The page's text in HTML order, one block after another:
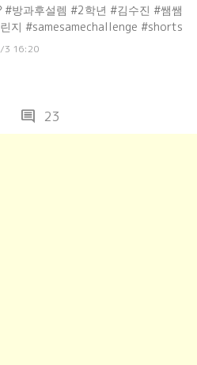
#방과후설렘 #2학년 #김수진 #쌤쌤
지 #samesamechallenge #shorts
3 16:20
comment 23